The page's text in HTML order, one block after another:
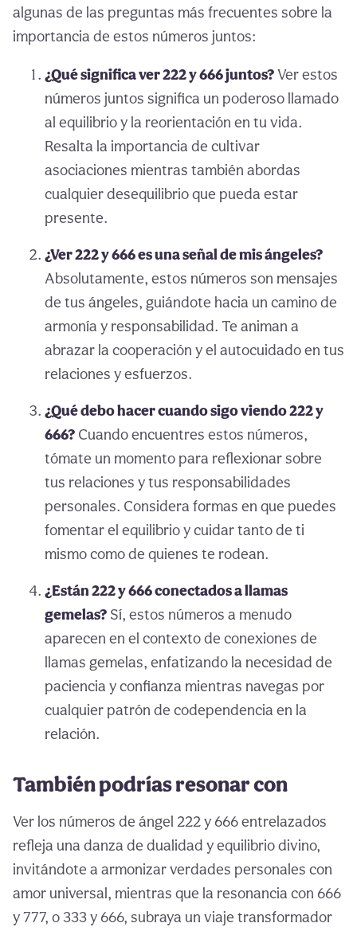
algunas de las preguntas más frecuentes sobre la
importancia de estos números juntos:
¿Qué significa ver 222 y 666 juntos?Ver estos
números juntos significa un poderoso llamado
al equilibrio y la reorientación en tu vida.
Resalta la importancia de cultivar
asociaciones mientras también abordas
cualquier desequilibrio que pueda estar
presente.
¿Ver 222 y 666 es una señal de mis ángeles?
Absolutamente, estos números son mensajes
de tus ángeles, guiándote hacia un camino de
armonía y responsabilidad. Te animan a
abrazar la cooperación y el autocuidado en tus
relaciones y esfuerzos.
¿Qué debo hacer cuando sigo viendo 222 y
666? Cuando encuentres estos números,
tómate un momento para reflexionar sobre
tus relaciones y tus responsabilidades
personales. Considera formas en que puedes
fomentar el equilibrio y cuidar tanto de ti
mismo como de quienes te rodean.
¿Están 222 y 666 conectados a llamas
gemelas? Sí, estos números a menudo
aparecen en el contexto de conexiones de
llamas gemelas, enfatizando la necesidad de
paciencia y confianza mientras navegas por
cualquier patrón de codependencia en la
relación.
También podrías resonar con
Ver los números de ángel 222 y 666 entrelazados
refleja una danza de dualidad y equilibrio divino,
invitándote a armonizar verdades personales con
amor universal, mientras que la resonancia con 666
y 777, o 333 y 666, subraya un viaje transformador